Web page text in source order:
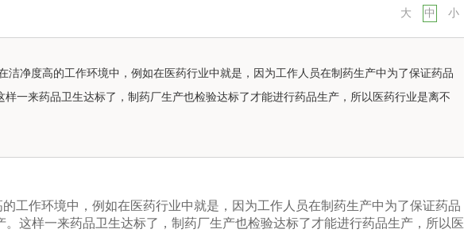
大 中 小
洁净度高的工作环境中，例如在医药行业中就是，因为工作人员在制药生产中为了保证药品
一来药品卫生达标了，制药厂生产也检验达标了才能进行药品生产，所以医药行业是离不
工作环境中，例如在医药行业中就是，因为工作人员在制药生产中为了保证药品
。这样一来药品卫生达标了，制药厂生产也检验达标了才能进行药品生产，所以医